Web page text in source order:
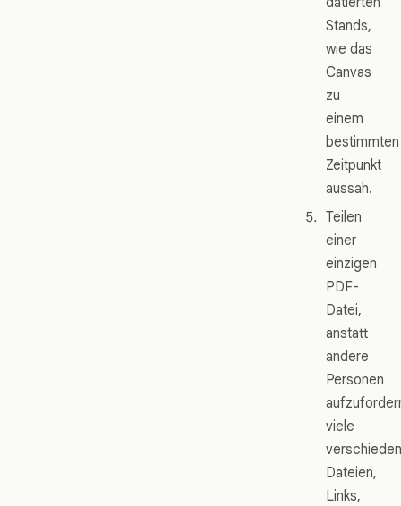
Stands,
wie das
Canvas
zu
einem
bestimmten
Zeitpunkt
aussah.
Teilen
einer
einzigen
PDF-
Datei,
anstatt
andere
Personen
viele
Dateien,
Links,